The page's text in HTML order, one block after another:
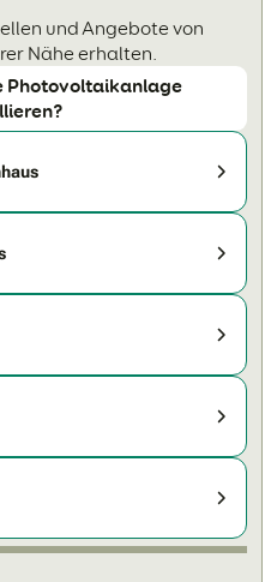
und Angebote von
Nähe erhalten.
Photovoltaikanlage